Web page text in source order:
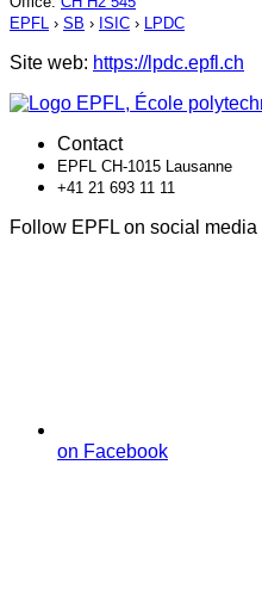
EPFL › SB › ISIC › LPDC
Site web: https://lpdc.epfl.ch
Contact
EPFL CH-1015 Lausanne
+41 21 693 11 11
Follow EPFL on social media
on Facebook